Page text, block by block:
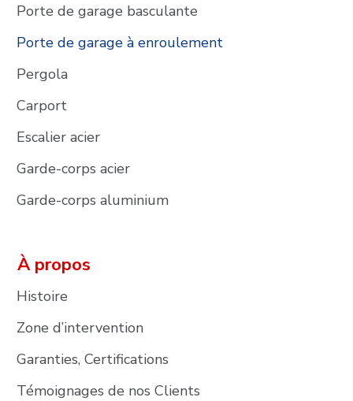
Porte de garage basculante
Porte de garage à enroulement
Pergola
Carport
Escalier acier
Garde-corps acier
Garde-corps aluminium
À propos
Histoire
Zone d’intervention
Garanties, Certifications
Témoignages de nos Clients